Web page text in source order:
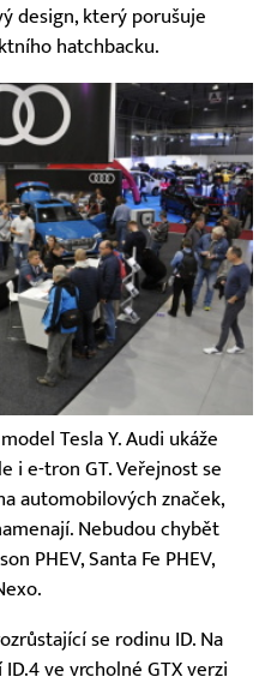
design, který porušuje
hatchbacku.
Tesla Y. Audi ukáže
i e-tron GT. Veřejnost se
automobilových značek,
Nebudou chybět
PHEV, Santa Fe PHEV,
se rodinu ID. Na
ve vrcholné GTX verzi